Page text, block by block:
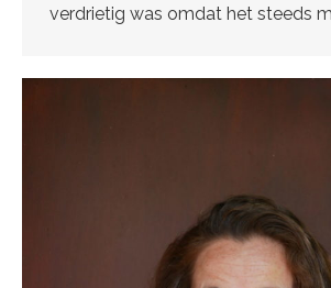
verdrietig was omdat het steeds